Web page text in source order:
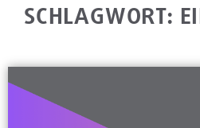
SCHLAGWORT: